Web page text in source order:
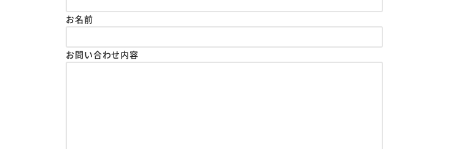
お名前
お問い合わせ内容